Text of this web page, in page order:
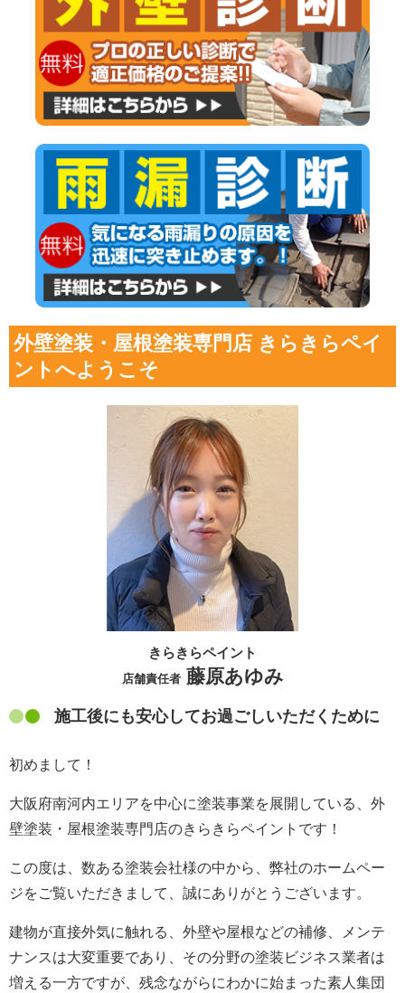
外壁塗装・屋根塗装専門店 きらきらペイ
ントへようこそ
きらきらペイント
店舗責任者藤原あゆみ
施工後にも安心してお過ごしいただくために
初めまして！
大阪府南河内エリアを中心に塗装事業を展開している、外
壁塗装・屋根塗装専門店のきらきらペイントです！
この度は、数ある塗装会社様の中から、弊社のホームペー
ジをご覧いただきまして、誠にありがとうございます。
建物が直接外気に触れる、外壁や屋根などの補修、メンテ
ナンスは大変重要であり、その分野の塗装ビジネス業者は
増える一方ですが、残念ながらにわかに始まった素人集団